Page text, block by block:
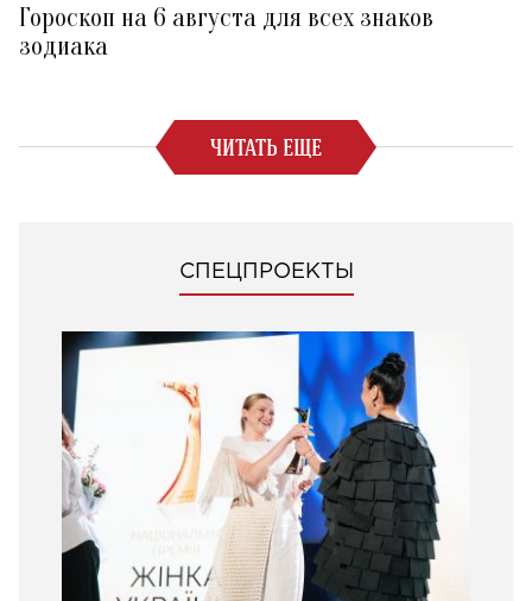
Гороскоп на 6 августа для всех знаков
зодиака
ЧИТАТЬ ЕЩЕ
СПЕЦПРОЕКТЫ